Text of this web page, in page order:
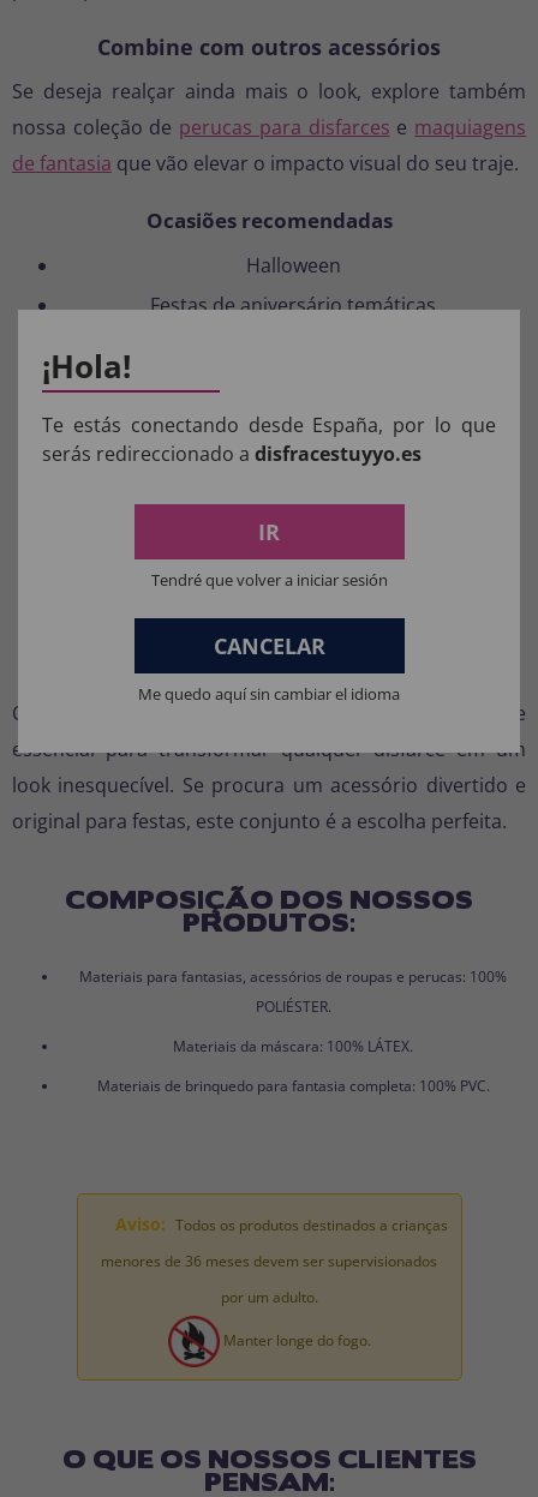
Combine com outros acessórios
Se deseja realçar ainda mais o look, explore também
nossa coleção de perucas para disfarces e maquiagens
de fantasia que vão elevar o impacto visual do seu traje.
Ocasiões recomendadas
Halloween
Festas de aniversário temáticas
Detalhes Técnicos
Tipo: Jogo de colar + brincos
Estilo: Caveira com laço rosa
Conclusão
O
é o detalhe
essencial para transformar qualquer disfarce em um
look inesquecível. Se procura um acessório divertido e
original para festas, este conjunto é a escolha perfeita.
COMPOSIÇÃO DOS NOSSOS
PRODUTOS:
Materiais para fantasias, acessórios de roupas e perucas: 100%
POLIÉSTER.
Materiais da máscara: 100% LÁTEX.
Materiais de brinquedo para fantasia completa: 100% PVC.
Aviso: Todos os produtos destinados a crianças
menores de 36 meses devem ser supervisionados
por um adulto.
Manter longe do fogo.
O QUE OS NOSSOS CLIENTES
PENSAM:
¡Hola!
Te estás conectando desde España, por lo que
serás redireccionado a disfracestuyyo.es
IR
Tendré que volver a iniciar sesión
CANCELAR
Me quedo aquí sin cambiar el idioma